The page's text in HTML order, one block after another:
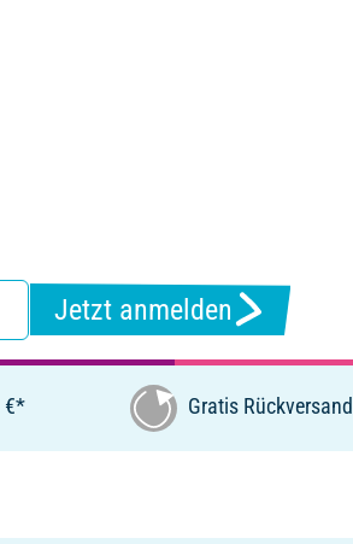
Jetzt anmelden
€* Gratis Rückversand